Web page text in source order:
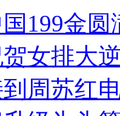
199金圆
女排大
周苏红